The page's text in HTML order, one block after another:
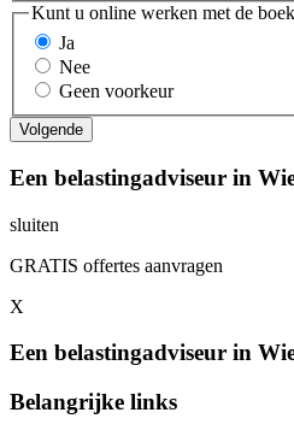
Kunt u online werken met de
Ja
Nee
Geen voorkeur
Een belastingadviseur in
sluiten
GRATIS offertes aanvragen
X
Een belastingadviseur in
Belangrijke links